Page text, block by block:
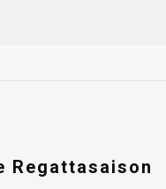
Regattasaison